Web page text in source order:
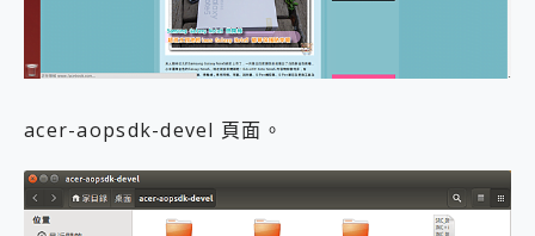
acer-aopsdk-devel 頁面。